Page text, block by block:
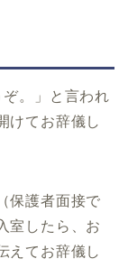
。」と言われ
けてお辞儀し
保護者面接で
室したら、お
えてお辞儀し